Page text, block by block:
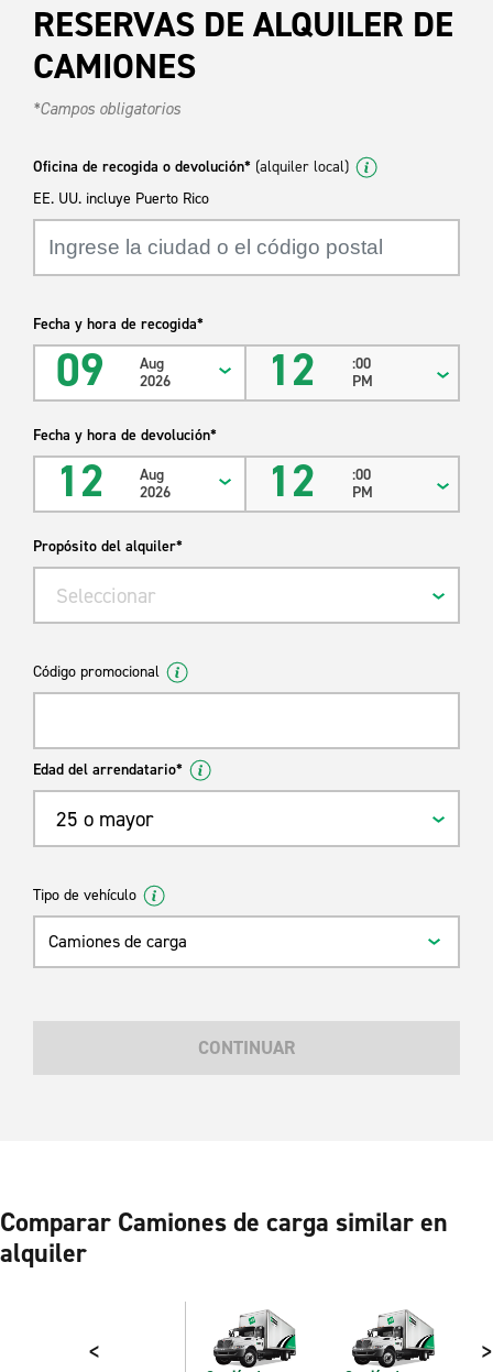
Características estándar
Aire acondicionado
Transmisión automática
* Los metros cúbicos reales y la carga pueden variar
según el año, la marca, el modelo y la oficina.
RESERVAS DE ALQUILER DE
CAMIONES
*Campos obligatorios
Oficina de recogida o devolución* (alquiler local)
EE. UU. incluye Puerto Rico
Fecha y hora de recogida*
09
Aug
2026
12
:00
PM
Fecha y hora de devolución*
12
Aug
2026
12
:00
PM
Propósito del alquiler*
Seleccionar
Código promocional
Edad del arrendatario*
25 o mayor
Tipo de vehículo
Camiones de carga
CONTINUAR
Comparar Camiones de carga similar en
alquiler
< >